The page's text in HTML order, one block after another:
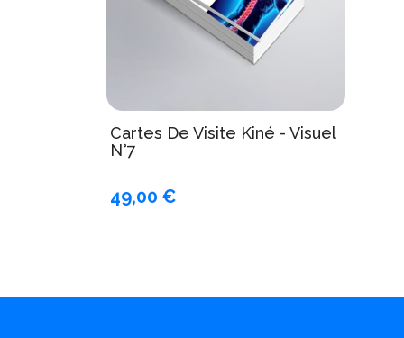
Cartes De Visite Kiné - Visuel
N°7
49,00 €